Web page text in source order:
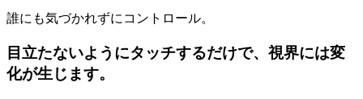
誰にも気づかれずにコントロール。
目立たないようにタッチするだけで、視界には変
化が生じます。